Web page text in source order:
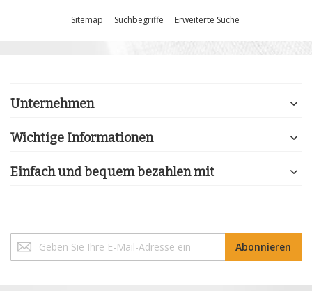
Sitemap Suchbegriffe Erweiterte Suche
Unternehmen
Wichtige Informationen
Einfach und bequem bezahlen mit
Sie
sich
Abonnieren